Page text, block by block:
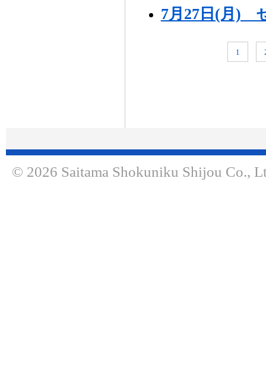
7月27日(月)
1
© 2026 Saitama Shokuniku Shijou Co.,